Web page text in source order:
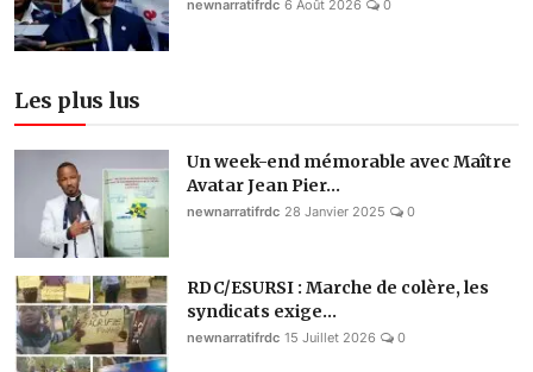
newnarratifrdc 6 Août 2026 0
Les plus lus
Un week-end mémorable avec Maître
Avatar Jean Pier...
newnarratifrdc 28 Janvier 2025 0
RDC/ESURSI : Marche de colère, les
syndicats exige...
newnarratifrdc 15 Juillet 2026 0